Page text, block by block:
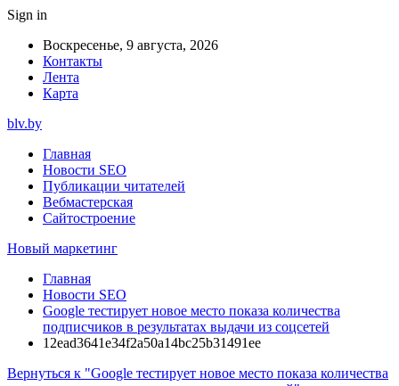
Sign in
Воскресенье, 9 августа, 2026
Контакты
Лента
Карта
blv.by
Главная
Новости SEO
Публикации читателей
Вебмастерская
Сайтостроение
Новый маркетинг
Главная
Новости SEO
Google тестирует новое место показа количества
подписчиков в результатах выдачи из соцсетей
12ead3641e34f2a50a14bc25b31491ee
Вернуться к "Google тестирует новое место показа количества